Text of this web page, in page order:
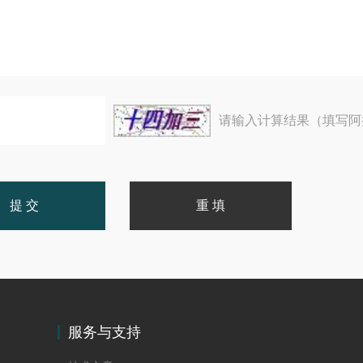
请输入计算结果（填写
服务与支持